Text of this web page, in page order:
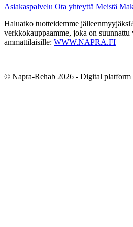
Asiakaspalvelu Ota yhteyttä Meistä
Haluatko tuotteidemme
verkkokauppaamme, joka on
ammattilaisille: WWW.NAPRA.FI
© Napra-Rehab 2026 - Digital platform